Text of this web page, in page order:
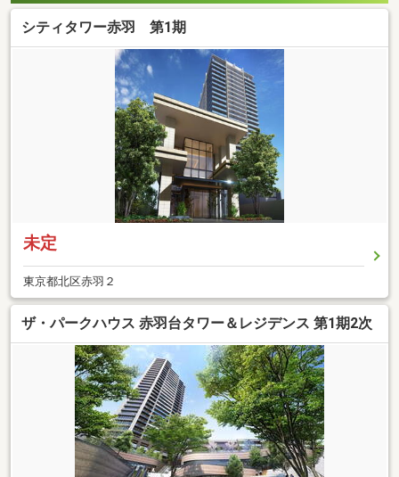
シティタワー赤羽 第1期
未定
東京都北区赤羽２
ザ・パークハウス 赤羽台タワー＆レジデンス 第1期2次